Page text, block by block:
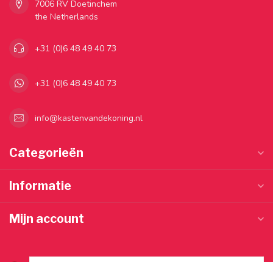
7006 RV Doetinchem
the Netherlands
+31 (0)6 48 49 40 73
+31 (0)6 48 49 40 73
info@kastenvandekoning.nl
Categorieën
Informatie
Mijn account